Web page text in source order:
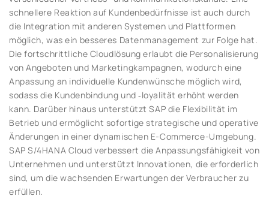
schnellere Reaktion auf Kundenbedürfnisse ist auch durch
die Integration mit anderen Systemen und Plattformen
möglich, was ein besseres Datenmanagement zur Folge hat.
Die fortschrittliche Cloudlösung erlaubt die Personalisierung
von Angeboten und Marketingkampagnen, wodurch eine
Anpassung an individuelle Kundenwünsche möglich wird,
sodass die Kundenbindung und ‑loyalität erhöht werden
kann. Darüber hinaus unterstützt SAP die Flexibilität im
Betrieb und ermöglicht sofortige strategische und operative
Änderungen in einer dynamischen E-Commerce-Umgebung.
SAP S/4HANA Cloud verbessert die Anpassungsfähigkeit von
Unternehmen und unterstützt Innovationen, die erforderlich
sind, um die wachsenden Erwartungen der Verbraucher zu
erfüllen.